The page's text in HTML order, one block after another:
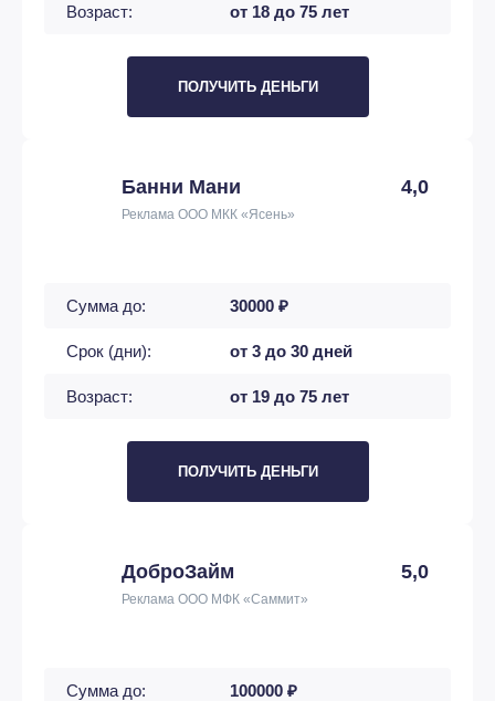
Возраст: от 18 до 75 лет
ПОЛУЧИТЬ ДЕНЬГИ
Банни Мани 4,0
Реклама ООО МКК «Ясень»
Сумма до: 30000 ₽
Срок (дни): от 3 до 30 дней
Возраст: от 19 до 75 лет
ПОЛУЧИТЬ ДЕНЬГИ
ДоброЗайм 5,0
Реклама ООО МФК «Саммит»
Сумма до: 100000 ₽